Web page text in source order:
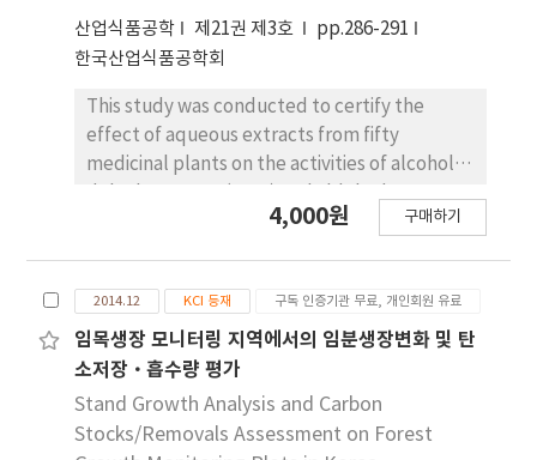
Forest Inventory, NFI)의 6,858개 고정표본점 자
료를 이용하였다. 최저·최고 흉고직경 추정식 도출
을 위하여 흉고직경, 임령, 수고의 3가지 생장변수를
이용한 흉고직경-임령, 흉고직경-수고의 2가지 추정
모형을 적용하였다. 본 연구에서 가장 적합한 최저·
최고 흉고직경 추정모형은 흉고직경과 수고 변수를
이용한 추정식 Dmin=a+bD+cH,
Dmax=a+bD+cH으로 나타났으며, 12개의 주요 수
산업식품공학 제21권 제3호
pp.286-291
한국산업식품공학회
This study was conducted to certify the
effect of aqueous extracts from fifty
medicinal plants on the activities of alcohol
dehydrogenase (ALDH) in vitro. Each aqueous
water at 80°C for 8 h. Among the fifty
medicinal plants, Allium sativum L. and
Cinnamomum cassia Presl were regarded as
an effective anti-hangover substance. Allium
sativum L. extract increased ALDH activity
more than 2 times compared with ADH
4,000원 구매하기
2014.12 KCI 등재 구독 인증기관 무료, 개인회원 유료
임목생장 모니터링 지역에서의 임분생장변화 및 탄
소저장·흡수량 평가
Stand Growth Analysis and Carbon
Stocks/Removals Assessment on Forest